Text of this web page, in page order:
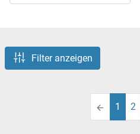
Filter anzeigen
1 2